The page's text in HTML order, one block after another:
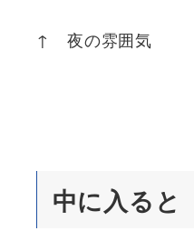
↑ 夜の雰囲気
中に入ると